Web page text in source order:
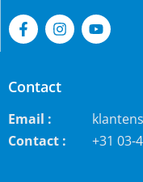
Contact
Email :
Contact :
+31 03-